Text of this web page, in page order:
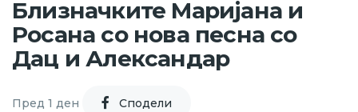
Близначките Маријана и
Росана со нова песна со
Дац и Александар
Пред 1 ден Cподели